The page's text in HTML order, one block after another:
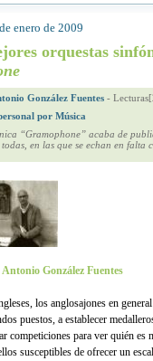
enero de 2009
orquestas
González Fuentes -
por Música
“Gramophone” acaba de
en las que se echan en falta
González Fuentes
los anglosajones en
puestos, a establecer
competiciones para ver quién es
susceptibles de ofrecer un